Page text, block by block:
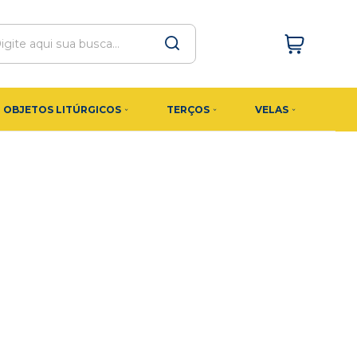
OBJETOS LITÚRGICOS TERÇOS VELAS